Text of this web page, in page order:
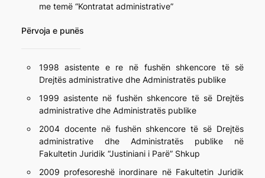
me temë “Kontratat administrative”
Përvoja e punës
1998 asistente e re në fushën shkencore të së
Drejtës administrative dhe Administratës publike
1999 asistente në fushën shkencore të së Drejtës
administrative dhe Administratës publike
2004 docente në fushën shkencore të së Drejtës
administrative dhe Administratës publike në
Fakultetin Juridik “Justiniani i Parë” Shkup
2009 profesoreshë inordinare në Fakultetin Juridik